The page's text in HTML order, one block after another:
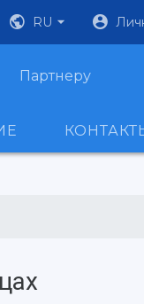
RU
Партнеру